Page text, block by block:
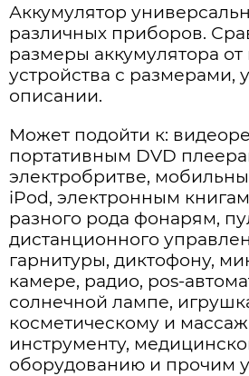
Аккумулятор
различных приборов.
размеры аккумулятора
устройства с размерами,
описании.
Может подойти к:
портативным DVD
электробритве,
iPod, электронным
разного рода фонарям,
дистанционного
гарнитуры, диктофону,
камере, радио, pos-
солнечной лампе,
косметическому и
инструменту,
оборудованию и прочим